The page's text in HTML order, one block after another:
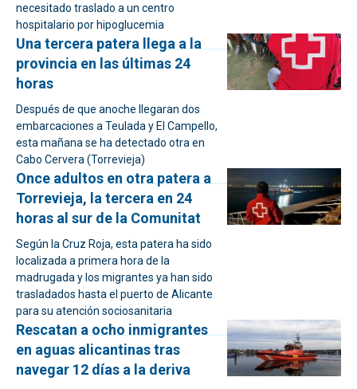
necesitado traslado a un centro
hospitalario por hipoglucemia
Una tercera patera llega a la
provincia en las últimas 24
horas
Después de que anoche llegaran dos
embarcaciones a Teulada y El Campello,
esta mañana se ha detectado otra en
Cabo Cervera (Torrevieja)
Once adultos en otra patera a
Torrevieja, la tercera en 24
horas al sur de la Comunitat
Según la Cruz Roja, esta patera ha sido
localizada a primera hora de la
madrugada y los migrantes ya han sido
trasladados hasta el puerto de Alicante
para su atención sociosanitaria
Rescatan a ocho inmigrantes
en aguas alicantinas tras
navegar 12 días a la deriva